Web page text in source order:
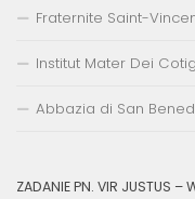
Fraternite Saint-
Institut Mater Dei
Abbazia di San
ZADANIE PN. VIR JUSTUS –